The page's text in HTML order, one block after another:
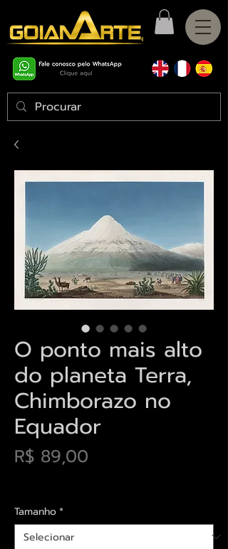
O ponto mais alto
do planeta Terra,
Chimborazo no
Equador
R$ 89,00
Tamanho*